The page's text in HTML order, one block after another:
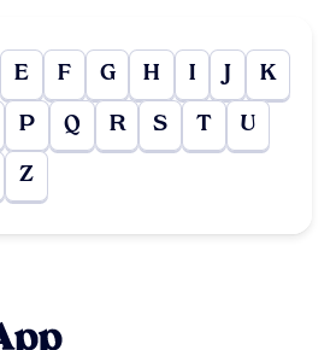
E F G H I J K
P Q R S T U
Z